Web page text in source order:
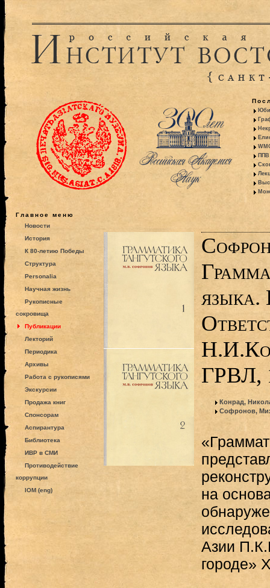
ППВ
Главное меню
Новости
История
К 80-летию Победы
Структура
Personalia
Научная жизнь
Рукописные
сокровища
Публикации
Лекторий
Периодика
Архивы
Работа с рукописями
Экскурсии
Продажа книг
Спонсорам
Аспирантура
Библиотека
ИВР в СМИ
Противодействие
коррупции
IOM (eng)
языка.
ГРВЛ,
Конрад,
Софронов,
на
Азии
городе»